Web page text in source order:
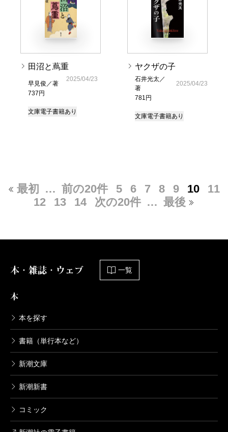
田沼と蔦重
早見俊／著
737円
2025/04/23
文庫電子書籍あり
ヤクザの子
石井光太／
著
781円
2025/04/23
文庫電子書籍あり
最初 … 前の20件 5 6 7 8 9 10
11
12
13 14 次の20件 … 最後
本・雑誌・ウェブ 一覧
本
本を探す
書籍（単行本など）
新潮文庫
新潮新書
コミック